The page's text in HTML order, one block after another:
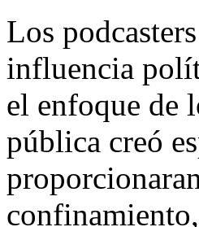
Los
influencia
el enfoque de
pública creó